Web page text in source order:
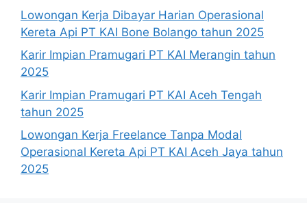
Lowongan Kerja Dibayar Harian Operasional
Kereta Api PT KAI Bone Bolango tahun 2025
Karir Impian Pramugari PT KAI Merangin tahun
2025
Karir Impian Pramugari PT KAI Aceh Tengah
tahun 2025
Lowongan Kerja Freelance Tanpa Modal
Operasional Kereta Api PT KAI Aceh Jaya tahun
2025